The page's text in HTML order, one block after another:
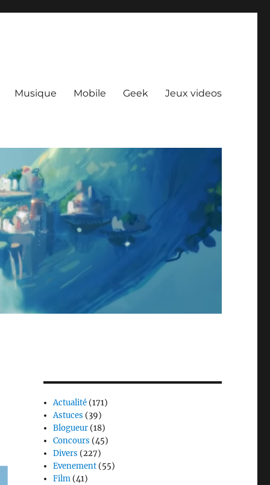
Musique Mobile Geek Jeux videos
Actualité (171)
Astuces (39)
Blogueur (18)
Concours (45)
Divers (227)
Evenement (55)
Film (41)